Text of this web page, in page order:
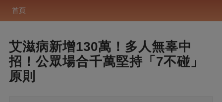
首頁
艾滋病新增130萬！多人無辜中
招！公眾場合千萬堅持「7不碰」
原則